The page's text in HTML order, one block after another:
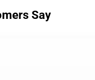
Say